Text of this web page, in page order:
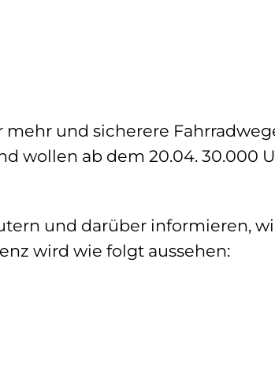
und sicherere
wollen ab dem 20.04. 30.000
und darüber informieren,
wird wie folgt aussehen: